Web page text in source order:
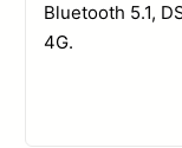
Bluetooth 5.1,
4G.